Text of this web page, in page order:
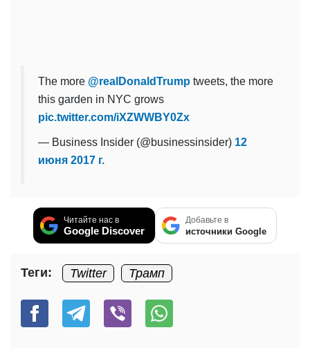
The more @realDonaldTrump tweets, the more
this garden in NYC grows
pic.twitter.com/iXZWWBY0Zx
— Business Insider (@businessinsider) 12
июня 2017 г.
Читайте нас в
Google Discover
Добавьте в
источники Google
Теги: Twitter Трамп